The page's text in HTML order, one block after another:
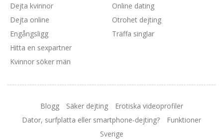
Dejta kvinnor
Dejta online
Engångsligg
Hitta en sexpartner
Kvinnor söker män
Online dating
Otrohet dejting
Träffa singlar
Blogg Säker dejting
Erotiska videoprofiler
Dator, surfplatta eller smartphone-dejting?
Funktioner
Sverige